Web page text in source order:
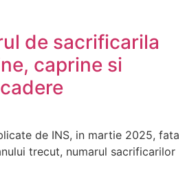
de sacrificarila
caprine si
de INS, in martie 2025, fata
trecut, numarul sacrificarilor